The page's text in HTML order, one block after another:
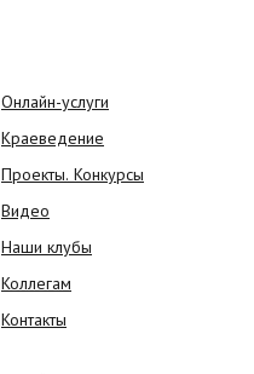
Онлайн-услуги
Краеведение
Проекты. Конкурсы
Видео
Наши клубы
Коллегам
Контакты